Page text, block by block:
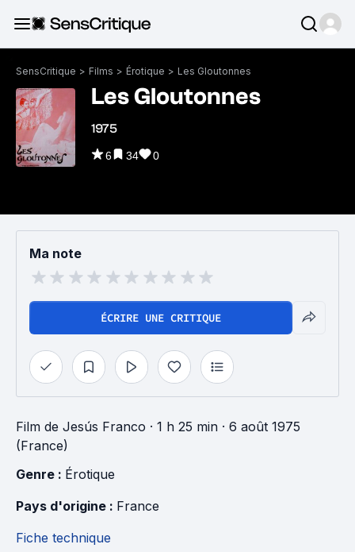
SensCritique > Films > Érotique > Les Gloutonnes
Les Gloutonnes
1975
6 34 0
Ma note
ÉCRIRE UNE CRITIQUE
Film de Jesús Franco · 1 h 25 min · 6 août 1975
(France)
Genre : Érotique
Pays d'origine : France
Fiche technique